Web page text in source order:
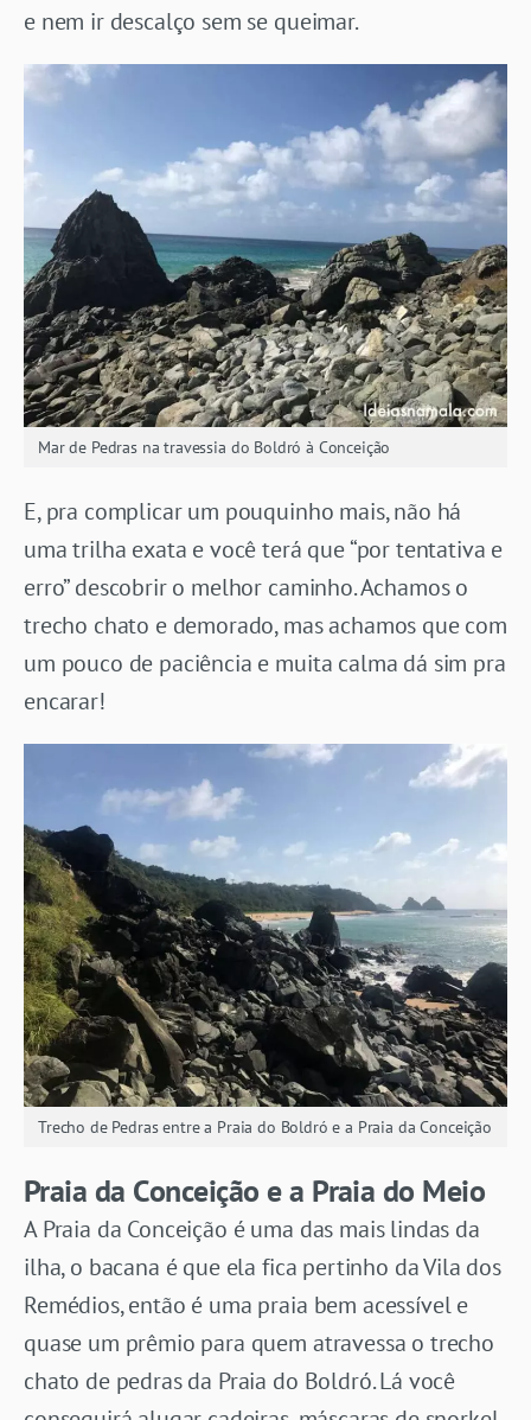
e nem ir descalço sem se queimar.
Mar de Pedras na travessia do Boldró à Conceição
E, pra complicar um pouquinho mais, não há
uma trilha exata e você terá que “por tentativa e
erro” descobrir o melhor caminho. Achamos o
trecho chato e demorado, mas achamos que com
um pouco de paciência e muita calma dá sim pra
encarar!
Trecho de Pedras entre a Praia do Boldró e a Praia da Conceição
Praia da Conceição e a Praia do Meio
A Praia da Conceição é uma das mais lindas da
ilha, o bacana é que ela fica pertinho da Vila dos
Remédios, então é uma praia bem acessível e
quase um prêmio para quem atravessa o trecho
chato de pedras da Praia do Boldró. Lá você